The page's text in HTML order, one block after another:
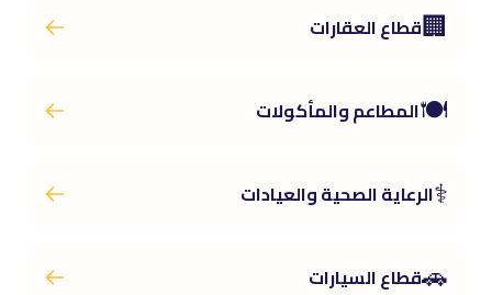
🏢قطاع العقارات
🍽️المطاعم والمأكولات
⚕️الرعاية الصحية والعيادات
🚗قطاع السيارات